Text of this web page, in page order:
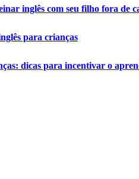
inglês com seu filho fora de
para crianças
dicas para incentivar o